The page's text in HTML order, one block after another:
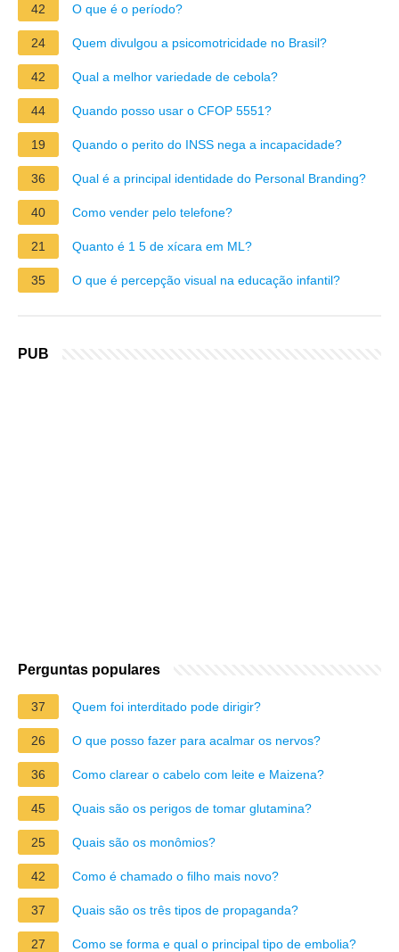
42 O que é o período?
24 Quem divulgou a psicomotricidade no Brasil?
42 Qual a melhor variedade de cebola?
44 Quando posso usar o CFOP 5551?
19 Quando o perito do INSS nega a incapacidade?
36 Qual é a principal identidade do Personal Branding?
40 Como vender pelo telefone?
21 Quanto é 1 5 de xícara em ML?
35 O que é percepção visual na educação infantil?
PUB
Perguntas populares
37 Quem foi interditado pode dirigir?
26 O que posso fazer para acalmar os nervos?
36 Como clarear o cabelo com leite e Maizena?
45 Quais são os perigos de tomar glutamina?
25 Quais são os monômios?
42 Como é chamado o filho mais novo?
37 Quais são os três tipos de propaganda?
27 Como se forma e qual o principal tipo de embolia?